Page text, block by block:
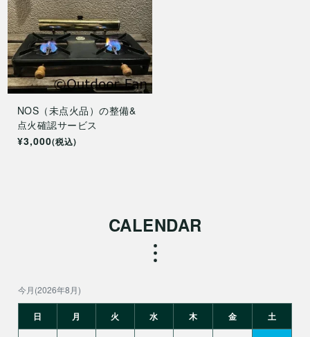
NOS（未点火品）の整備&
点火確認サービス
¥3,000(税込)
CALENDAR
今月(2026年8月)
日 月 火 水 木 金 土